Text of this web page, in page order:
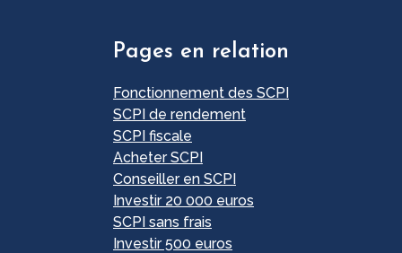
Pages en relation
Fonctionnement des SCPI
SCPI de rendement
SCPI fiscale
Acheter SCPI
Conseiller en SCPI
Investir 20 000 euros
SCPI sans frais
Investir 500 euros